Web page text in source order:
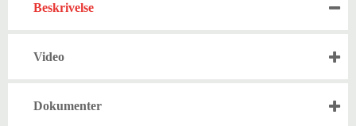
Beskrivelse
Video
Dokumenter